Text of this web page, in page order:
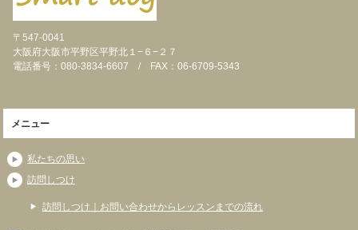
〒547-0041
大阪府大阪市平野区平野北１−６−２７
電話番号：080-3834-6607 / FAX：06-6709-5343
メニュー
私たちの思い
訪問しつけ
訪問しつけ｜お問い合わせからレッスンまでの流れ